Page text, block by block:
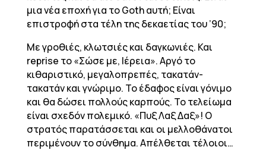
μια νέα εποχή για το Goth αυτή; Είναι
επιστροφή στα τέλη της δεκαετίας του ’90;
Με γροθιές, κλωτσιές και δαγκωνιές. Και
reprise το «Σώσε με, Ιέρεια». Αργό το
κιθαριστικό, μεγαλοπρεπές, τακατάν-
τακατάν και γνώριμο. Το έδαφος είναι γόνιμο
και θα δώσει πολλούς καρπούς. Το τελείωμα
είναι σχεδόν πολεμικό. «Πυξ Λαξ Δαξ»! Ο
στρατός παρατάσσεται και οι μελλοθάνατοι
περιμένουν το σύνθημα. Απέλθεται τέλοιοι…